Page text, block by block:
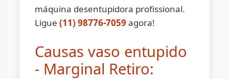
máquina desentupidora profissional.
Ligue(11) 98776-7059 agora!
Causas vaso entupido
- Marginal Retiro: